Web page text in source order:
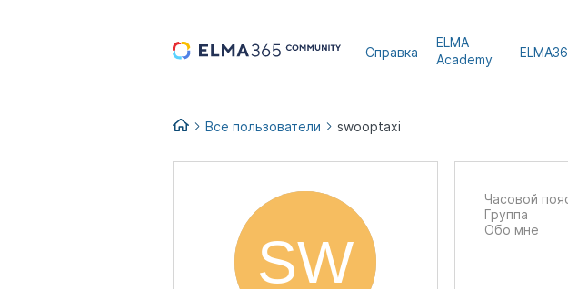
Справка
ELMA
Academy
Все пользователи swooptaxi
Часовой
Группа
Обо мне